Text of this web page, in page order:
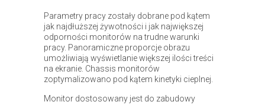
Parametry pracy zostały dobrane pod kątem
jak najdłuższej żywotności i jak największej
odporności monitorów na trudne warunki
pracy. Panoramiczne proporcje obrazu
umożliwiają wyświetlanie większej ilości treści
na ekranie. Chassis monitorów
zoptymalizowano pod kątem kinetyki cieplnej.
Monitor dostosowany jest do zabudowy